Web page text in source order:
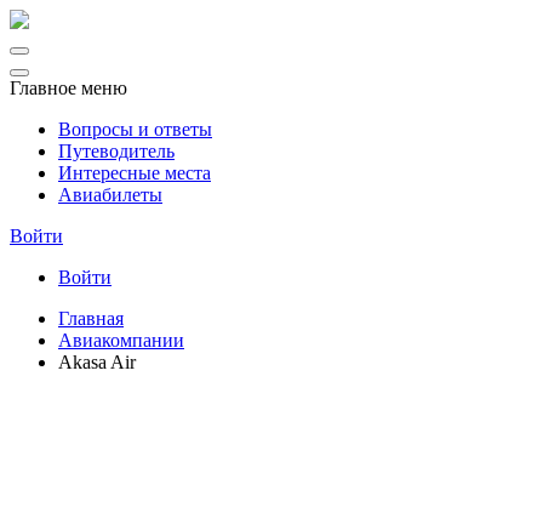
Главное меню
Вопросы и ответы
Путеводитель
Интересные места
Авиабилеты
Войти
Войти
Главная
Авиакомпании
Akasa Air